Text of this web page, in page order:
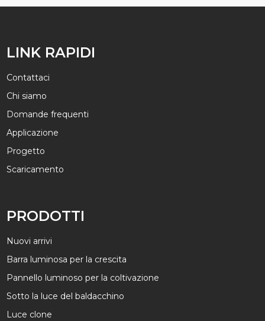
LINK RAPIDI
Contattaci
Chi siamo
Domande frequenti
Applicazione
Progetto
Scaricamento
PRODOTTI
Nuovi arrivi
Barra luminosa per la crescita
Pannello luminoso per la coltivazione
Sotto la luce del baldacchino
Luce clone